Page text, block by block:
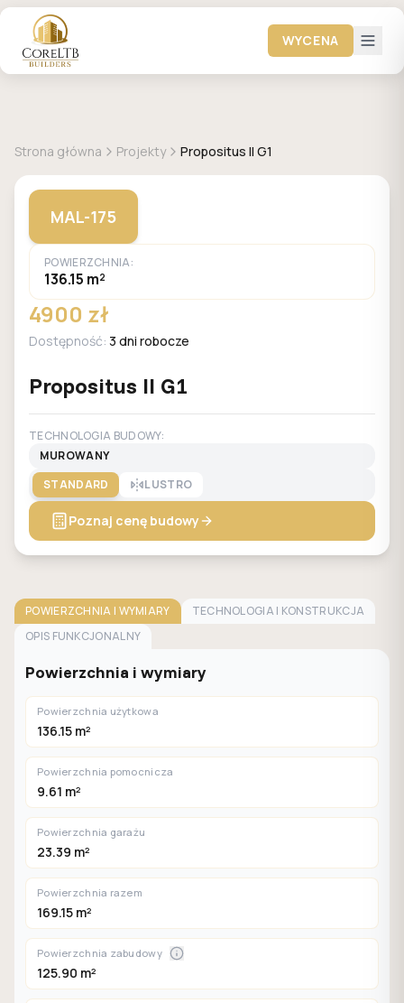
WYCENA
Strona główna Projekty Propositus II G1
MAL-175
POWIERZCHNIA:
136.15 m²
4900 zł
Dostępność: 3 dni robocze
Propositus II G1
TECHNOLOGIA BUDOWY:
MUROWANY
STANDARD
LUSTRO
Poznaj cenę budowy
POWIERZCHNIA I WYMIARY
TECHNOLOGIA I KONSTRUKCJA
OPIS FUNKCJONALNY
Powierzchnia i wymiary
Powierzchnia użytkowa
136.15 m²
Powierzchnia pomocnicza
9.61 m²
Powierzchnia garażu
23.39 m²
Powierzchnia razem
169.15 m²
Powierzchnia zabudowy
125.90 m²